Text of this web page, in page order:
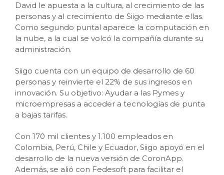
David le apuesta a la cultura, al crecimiento de las
personas y al crecimiento de Siigo mediante ellas.
Como segundo puntal aparece la computación en
la nube, a la cual se volcó la compañía durante su
administración.
Siigo cuenta con un equipo de desarrollo de 60
personas y reinvierte el 22% de sus ingresos en
innovación. Su objetivo: Ayudar a las Pymes y
microempresas a acceder a tecnologías de punta
a bajas tarifas.
Con 170 mil clientes y 1.100 empleados en
Colombia, Perú, Chile y Ecuador, Siigo apoyó en el
desarrollo de la nueva versión de CoronApp.
Además, se alió con Fedesoft para facilitar el